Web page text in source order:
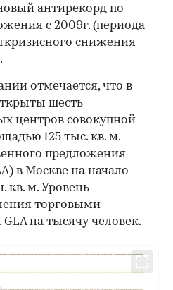
антирекорд по
с 2009г. (периода
снижения
отмечается, что в
шесть
центров совокупной
125 тыс. кв. м.
предложения
в Москве на начало
кв. м. Уровень
торговыми
на тысячу человек.